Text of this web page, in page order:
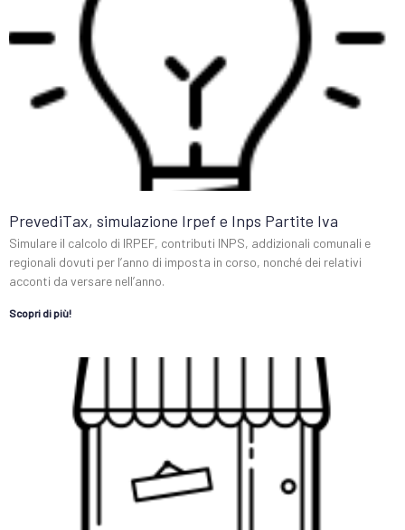
PrevediTax, simulazione Irpef e Inps Partite Iva
Simulare il calcolo di IRPEF, contributi INPS, addizionali comunali e
regionali dovuti per l’anno di imposta in corso, nonché dei relativi
acconti da versare nell’anno.
Scopri di più!